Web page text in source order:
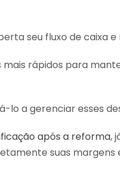
seu fluxo de caixa e
rápidos para
a gerenciar esses
após a reforma,
suas margens